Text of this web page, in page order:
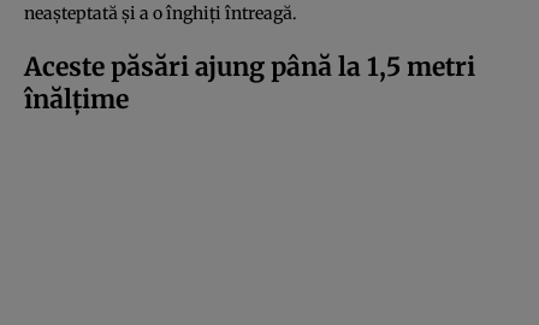
neașteptată și a o înghiți întreagă.
Aceste păsări ajung până la 1,5 metri
înălțime